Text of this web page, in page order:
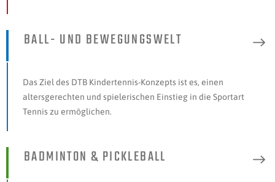
BALL- UND BEWEGUNGSWELT
Das Ziel des DTB Kindertennis-Konzepts ist es, einen
altersgerechten und spielerischen Einstieg in die Sportart
Tennis zu ermöglichen.
BADMINTON & PICKLEBALL